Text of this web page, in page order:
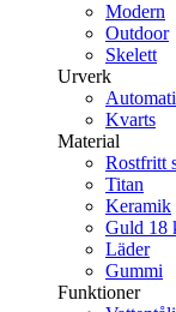
Modern
Outdoor
Skelett
Urverk
Kvarts
Material
Rostfritt
Titan
Keramik
Guld 18
Läder
Gummi
Funktioner